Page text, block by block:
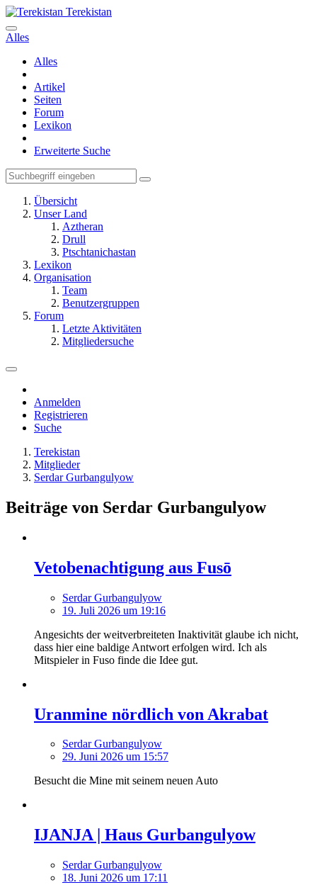
Terekistan
Alles
Alles
Artikel
Seiten
Forum
Lexikon
Erweiterte Suche
Übersicht
Unser Land
Aztheran
Drull
Ptschtanichastan
Lexikon
Organisation
Team
Benutzergruppen
Forum
Letzte Aktivitäten
Mitgliedersuche
Anmelden
Registrieren
Suche
Terekistan
Mitglieder
Serdar Gurbangulyow
Beiträge von Serdar Gurbangulyow
Vetobenachtigung aus Fusō
Serdar Gurbangulyow
19. Juli 2026 um 19:16
Angesichts der weitverbreiteten Inaktivität glaube ich nicht,
dass hier eine baldige Antwort erfolgen wird. Ich als
Mitspieler in Fuso finde die Idee gut.
Uranmine nördlich von Akrabat
Serdar Gurbangulyow
29. Juni 2026 um 15:57
Besucht die Mine mit seinem neuen Auto
IJANJA | Haus Gurbangulyow
Serdar Gurbangulyow
18. Juni 2026 um 17:11